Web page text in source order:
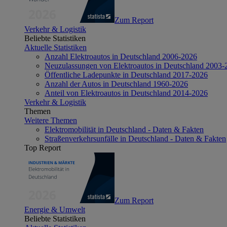
Zum Report
Verkehr & Logistik
Beliebte Statistiken
Aktuelle Statistiken
Anzahl Elektroautos in Deutschland 2006-2026
Neuzulassungen von Elektroautos in Deutschland 2003-
Öffentliche Ladepunkte in Deutschland 2017-2026
Anzahl der Autos in Deutschland 1960-2026
Anteil von Elektroautos in Deutschland 2014-2026
Verkehr & Logistik
Themen
Weitere Themen
Elektromobilität in Deutschland - Daten & Fakten
Straßenverkehrsunfälle in Deutschland - Daten & Fakten
Top Report
Zum Report
Energie & Umwelt
Beliebte Statistiken